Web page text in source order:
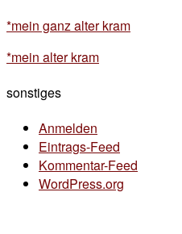
*mein ganz alter kram
*mein alter kram
sonstiges
Anmelden
Eintrags-Feed
Kommentar-Feed
WordPress.org